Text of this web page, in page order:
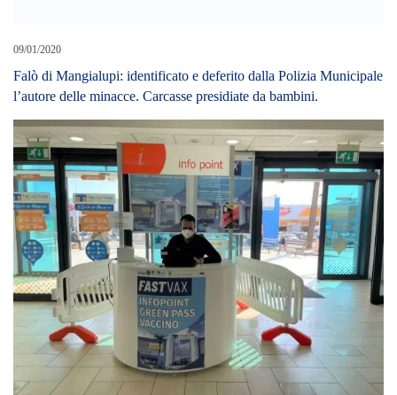
09/01/2020
Falò di Mangialupi: identificato e deferito dalla Polizia Municipale
l’autore delle minacce. Carcasse presidiate da bambini.